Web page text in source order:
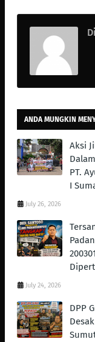
ANDA MUNGKIN
Aksi
PT.
I
July 26, 2026
July 24, 2026
DPP